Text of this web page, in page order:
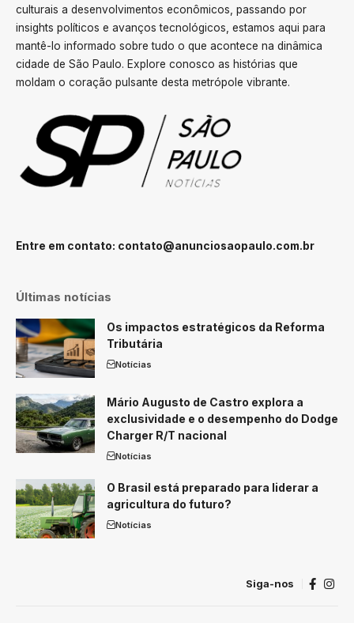
culturais a desenvolvimentos econômicos, passando por
insights políticos e avanços tecnológicos, estamos aqui para
mantê-lo informado sobre tudo o que acontece na dinâmica
cidade de São Paulo. Explore conosco as histórias que
moldam o coração pulsante desta metrópole vibrante.
Entre em contato: contato@anunciosaopaulo.com.br
Últimas notícias
Os impactos estratégicos da Reforma
Tributária
Notícias
Mário Augusto de Castro explora a
exclusividade e o desempenho do Dodge
Charger R/T nacional
Notícias
O Brasil está preparado para liderar a
agricultura do futuro?
Notícias
Siga-nos